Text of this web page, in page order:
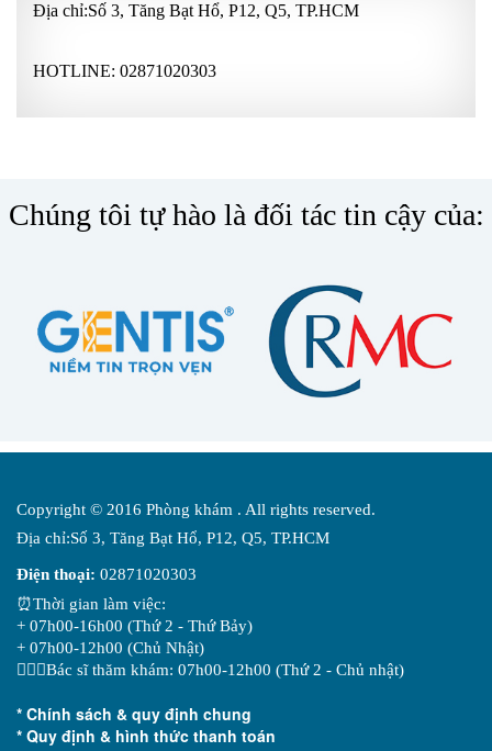
Địa chỉ:Số 3, Tăng Bạt Hổ, P12, Q5, TP.HCM
HOTLINE: 02871020303
Chúng tôi tự hào là đối tác tin cậy của:
Copyright © 2016 Phòng khám . All rights reserved.
Địa chỉ:Số 3, Tăng Bạt Hổ, P12, Q5, TP.HCM
Điện thoại: 02871020303
⏰Thời gian làm việc:
+ 07h00-16h00 (Thứ 2 - Thứ Bảy)
+ 07h00-12h00 (Chủ Nhật)
👨🏻‍⚕️Bác sĩ thăm khám: 07h00-12h00 (Thứ 2 - Chủ nhật)
* Chính sách & quy định chung
* Quy định & hình thức thanh toán